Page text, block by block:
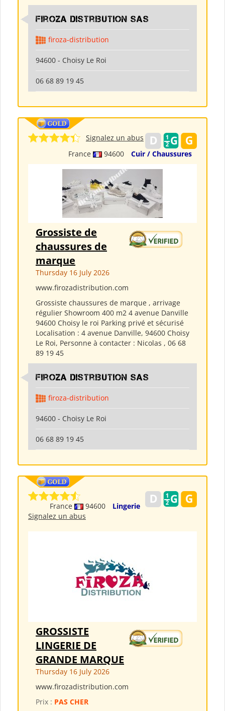
Firoza Distribution SAS
firoza-distribution
94600 - Choisy Le Roi
06 68 89 19 45
France 94600 Cuir / Chaussures
Signalez un abus
Grossiste de
chaussures de
marque
Thursday 16 July 2026
www.firozadistribution.com
Grossiste chaussures de marque , arrivage
régulier Showroom 400 m2 4 avenue Danville
94600 Choisy le roi Parking privé et sécurisé
Localisation : 4 avenue Danville, 94600 Choisy
Le Roi, Personne à contacter : Nicolas , 06 68
89 19 45
Firoza Distribution SAS
firoza-distribution
94600 - Choisy Le Roi
06 68 89 19 45
France 94600
Lingerie
Signalez un abus
GROSSISTE
LINGERIE DE
GRANDE MARQUE
Thursday 16 July 2026
www.firozadistribution.com
Prix : PAS CHER